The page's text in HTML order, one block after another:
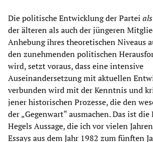
Die politische Entwicklung der Partei
der älteren als auch der jüngeren
Anhebung ihres theoretischen Niveaus
den zunehmenden politischen
wird, setzt voraus, dass eine intensive
Auseinandersetzung mit aktuellen
verbunden wird mit der Kenntnis und
jener historischen Prozesse, die den
der „Gegenwart“ ausmachen. Das ist
Hegels Aussage, die ich vor vielen
Essays aus dem Jahr 1982 zum fünften